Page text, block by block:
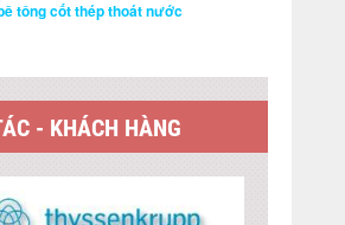
tông cốt thép thoát nước
- KHÁCH HÀNG